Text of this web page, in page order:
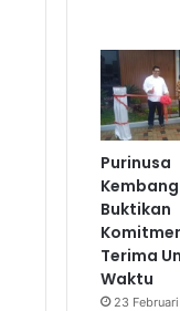
Purinusa
Buktikan
Terima
Waktu
23